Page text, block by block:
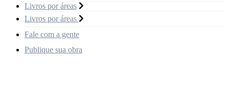
Livros por áreas
Livros por áreas
Fale com a gente
Publique sua obra